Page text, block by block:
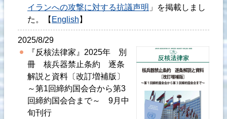
イランへの攻撃に対する抗議声明 」を掲載しまし
た。【 English 】
2025/8/29
『反核法律家』2025年 別
冊 核兵器禁止条約 逐条
解説と資料〔改訂増補版〕
～第1回締約国会合から第3
回締約国会合まで～ 9月中
旬刊行